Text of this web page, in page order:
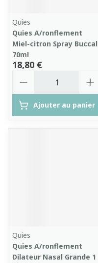
Quies
Quies A/ronflement
Miel-citron Spray Buccal
70ml
18,80 €
Ajouter au panier
Quies
Quies A/ronflement
Dilateur Nasal Grande 1